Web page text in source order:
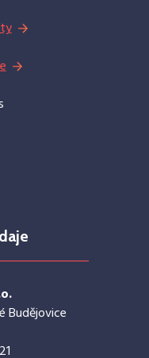
Budějovice